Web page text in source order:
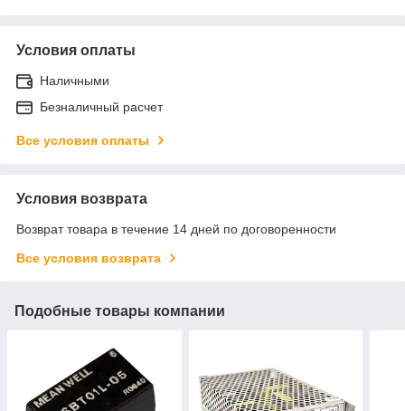
Условия оплаты
Наличными
Безналичный расчет
Все условия оплаты
Условия возврата
Возврат товара в течение 14 дней по договоренности
Все условия возврата
Подобные товары компании